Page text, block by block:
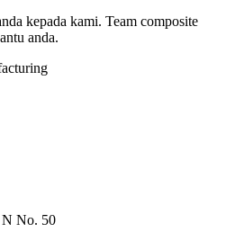
kepada kami. Team composite
anda.
No. 50